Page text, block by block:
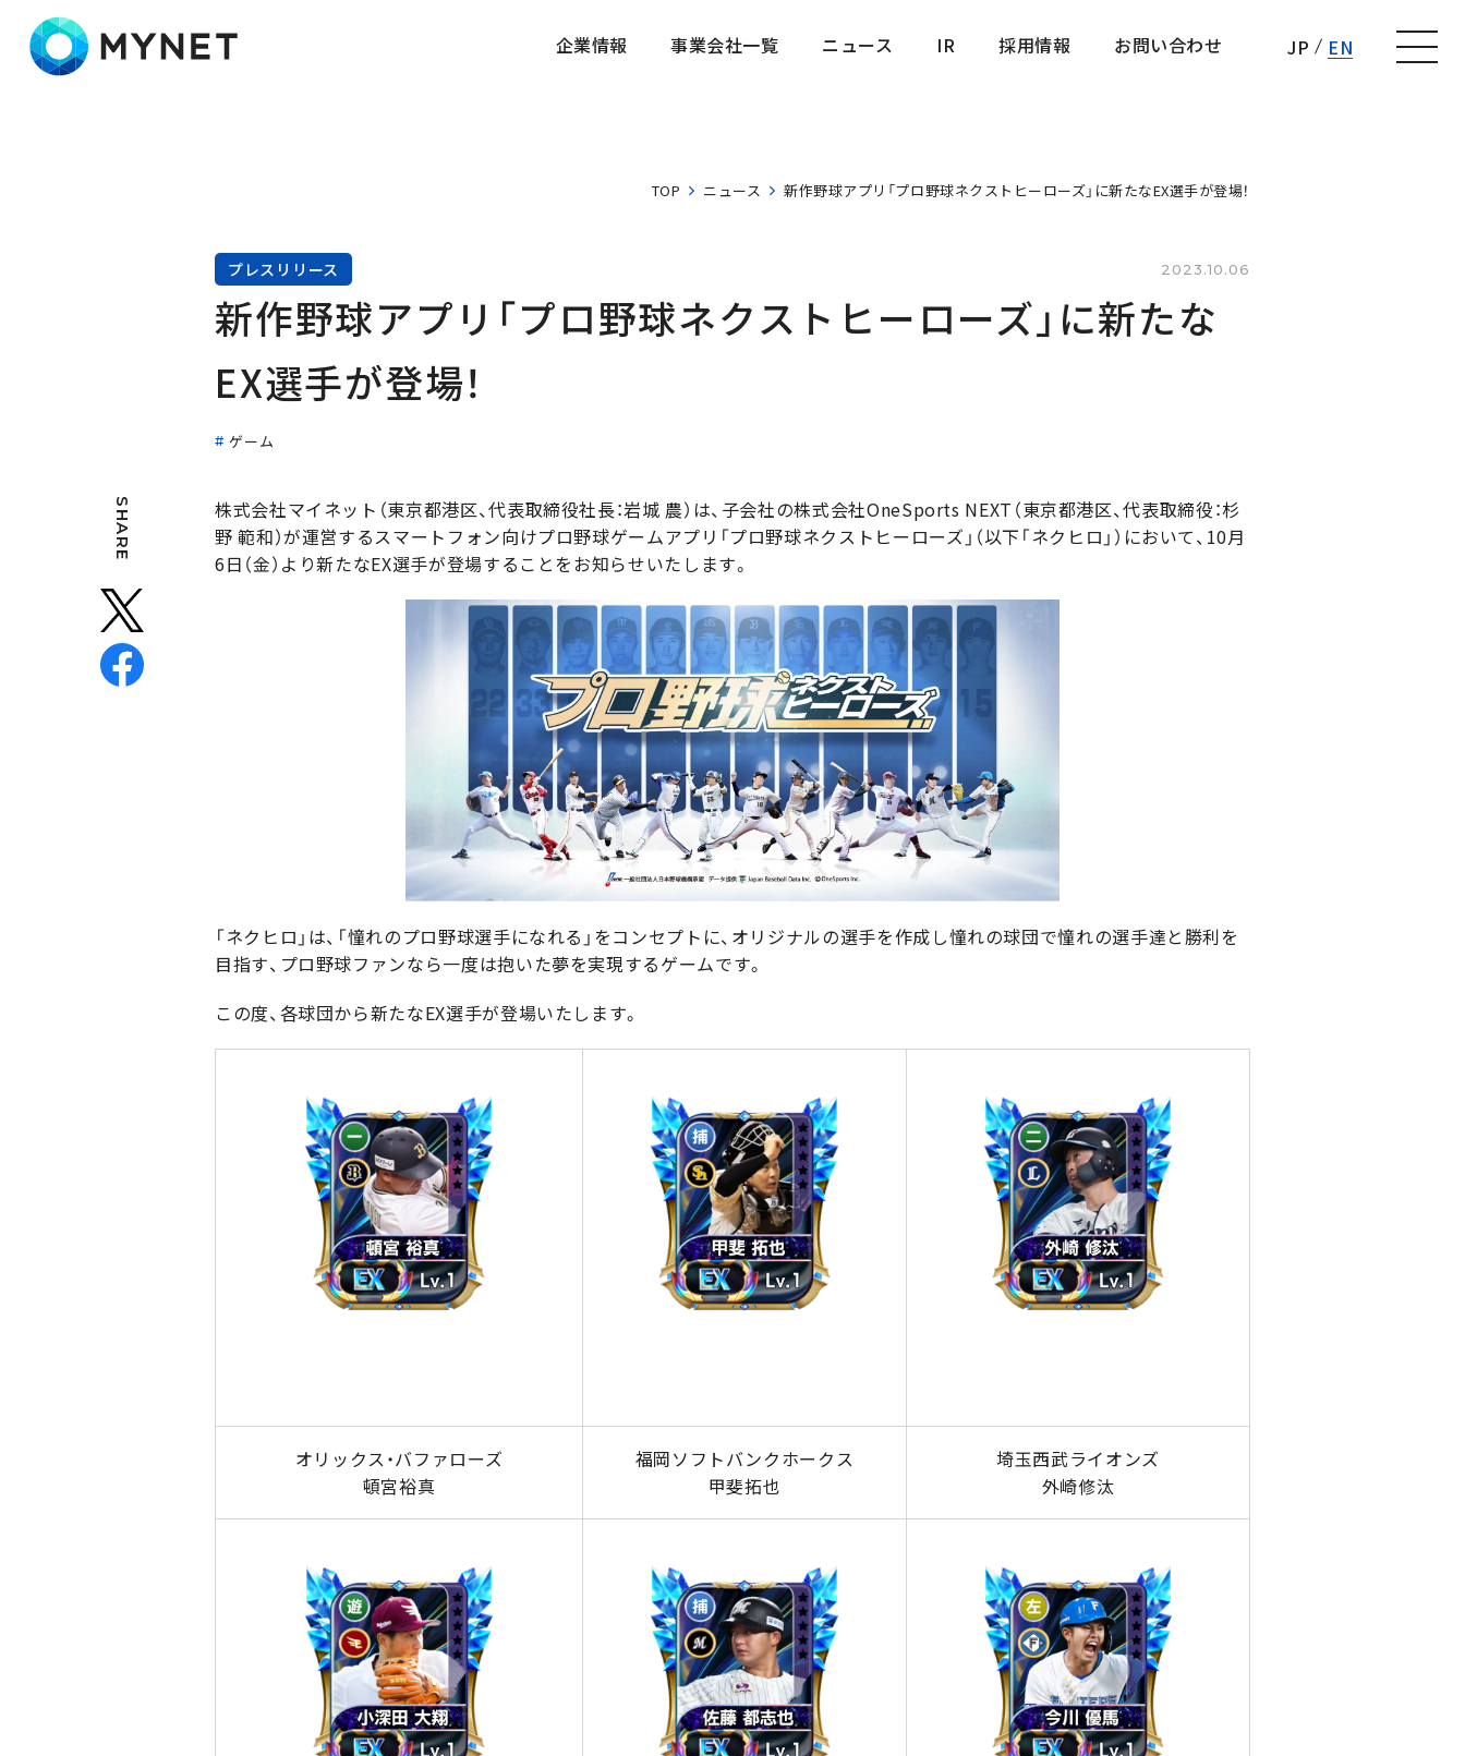
企業情報
事業会社一覧
ニュース
IR
採用情報
お問い合わせ
JP EN
TOP ニュース 新作野球アプリ「プロ野球ネクストヒーローズ」に新たなEX選手が登場！
プレスリリース 2023.10.06
新作野球アプリ「プロ野球ネクストヒーローズ」に新たな
EX選手が登場！
ゲーム
SHARE
株式会社マイネット（東京都港区、代表取締役社長：岩城 農）は、子会社の株式会社OneSports NEXT（東京都港区、代表取締役：杉
野 範和）が運営するスマートフォン向けプロ野球ゲームアプリ「プロ野球ネクストヒーローズ」（以下「ネクヒロ」）において、10月
6日（金）より新たなEX選手が登場することをお知らせいたします。
「ネクヒロ」は、「憧れのプロ野球選手になれる」をコンセプトに、オリジナルの選手を作成し憧れの球団で憧れの選手達と勝利を
目指す、プロ野球ファンなら一度は抱いた夢を実現するゲームです。
この度、各球団から新たなEX選手が登場いたします。
オリックス・バファローズ
頓宮裕真
福岡ソフトバンクホークス
甲斐拓也
埼玉西武ライオンズ
外崎修汰